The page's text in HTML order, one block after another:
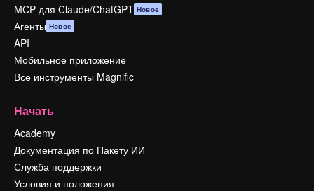
MCP для Claude/ChatGPT Новое
Агенты Новое
API
Мобильное приложение
Все инструменты Magnific
Начать
Academy
Документация по Пакету ИИ
Служба поддержки
Условия и положения